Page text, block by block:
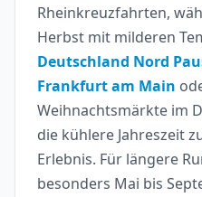
Rheinkreuzfahrten,
Herbst mit milderen
Deutschland Nord
Frankfurt am Main
Weihnachtsmärkte im
die kühlere Jahreszeit
Erlebnis. Für längere
besonders Mai bis